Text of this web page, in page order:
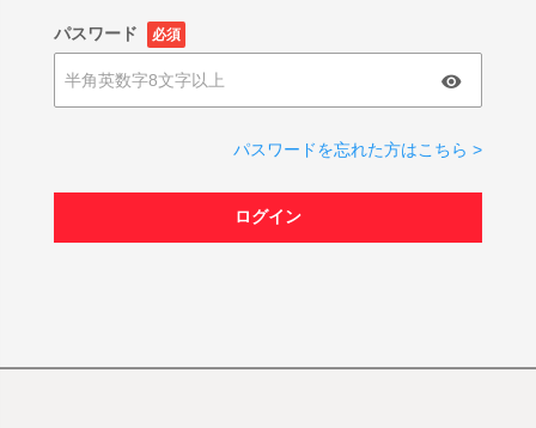
パスワード 必須
パスワードを忘れた方はこちら >
ログイン